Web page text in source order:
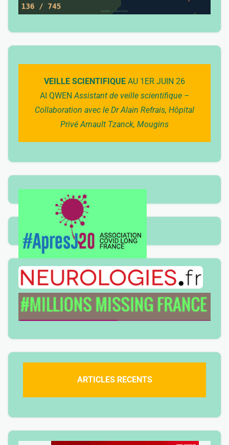
VEILLE SCIENTIFIQUE AU 1ER JUIN 26
AI QWEN Assistant de veille scientifique –
Collaboration avec le Dr Alain Refrais, Hôpital
Privé Arnault Tzanck, Mougins
ARTICLES RECENTS